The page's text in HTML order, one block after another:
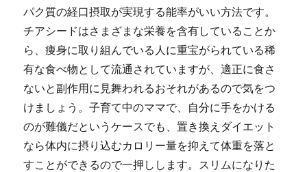
パク質の経口摂取が実現する能率がいい方法です。
チアシードはさまざまな栄養を含有していることか
ら、痩身に取り組んでいる人に重宝がられている稀
有な食べ物として流通されていますが、適正に食さ
ないと副作用に見舞われるおそれがあるので気をつ
けましょう。子育て中のママで、自分に手をかける
のが難儀だというケースでも、置き換えダイエット
なら体内に摂り込むカロリー量を抑えて体重を落と
すことができるので一押しします。スリムになりた